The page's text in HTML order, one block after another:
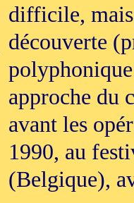
difficile, mais
découverte
approche du
avant les
1990, au
(Belgique),